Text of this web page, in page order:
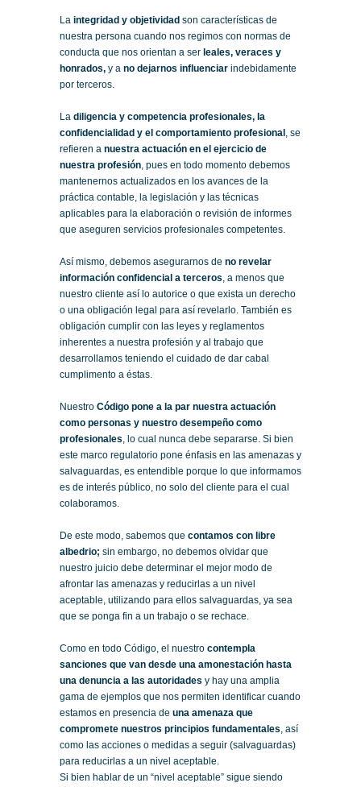
La integridad y objetividad son características de
nuestra persona cuando nos regimos con normas de
conducta que nos orientan a ser leales, veraces y
honrados, y a no dejarnos influenciar indebidamente
por terceros.
La diligencia y competencia profesionales, la
confidencialidad y el comportamiento profesional , se
refieren a nuestra actuación en el ejercicio de
nuestra profesión, pues en todo momento debemos
mantenernos actualizados en los avances de la
práctica contable, la legislación y las técnicas
aplicables para la elaboración o revisión de informes
que aseguren servicios profesionales competentes.
Así mismo, debemos asegurarnos de no revelar
información confidencial a terceros, a menos que
nuestro cliente así lo autorice o que exista un derecho
o una obligación legal para así revelarlo. También es
obligación cumplir con las leyes y reglamentos
inherentes a nuestra profesión y al trabajo que
desarrollamos teniendo el cuidado de dar cabal
cumplimento a éstas.
Nuestro Código pone a la par nuestra actuación
como personas y nuestro desempeño como
profesionales, lo cual nunca debe separarse. Si bien
este marco regulatorio pone énfasis en las amenazas y
salvaguardas, es entendible porque lo que informamos
es de interés público, no solo del cliente para el cual
colaboramos.
De este modo, sabemos que contamos con libre
albedrio; sin embargo, no debemos olvidar que
nuestro juicio debe determinar el mejor modo de
afrontar las amenazas y reducirlas a un nivel
aceptable, utilizando para ellos salvaguardas, ya sea
que se ponga fin a un trabajo o se rechace.
Como en todo Código, el nuestro contempla
sanciones que van desde una amonestación hasta
una denuncia a las autoridades y hay una amplia
gama de ejemplos que nos permiten identificar cuando
estamos en presencia de una amenaza que
compromete nuestros principios fundamentales, así
como las acciones o medidas a seguir (salvaguardas)
para reducirlas a un nivel aceptable.
Si bien hablar de un “nivel aceptable” sigue siendo